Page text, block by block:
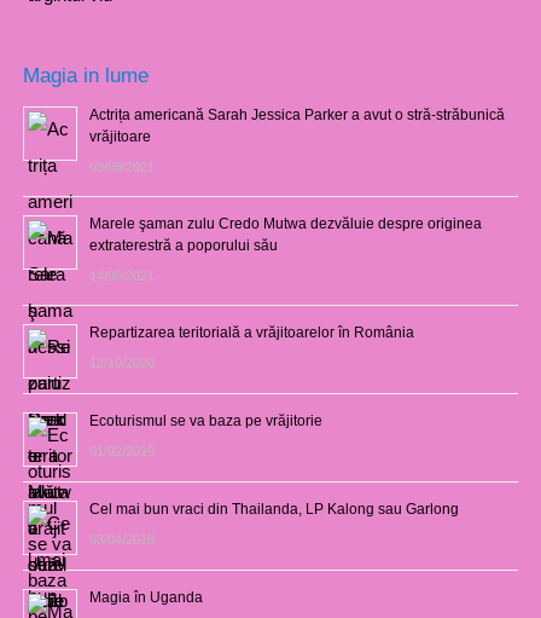
Magia in lume
Actrița americană Sarah Jessica Parker a avut o stră-străbunică
vrăjitoare
03/08/2021
Marele şaman zulu Credo Mutwa dezvăluie despre originea
extraterestră a poporului său
14/06/2021
Repartizarea teritorială a vrăjitoarelor în România
12/10/2020
Ecoturismul se va baza pe vrăjitorie
01/02/2019
Cel mai bun vraci din Thailanda, LP Kalong sau Garlong
03/04/2018
Magia în Uganda